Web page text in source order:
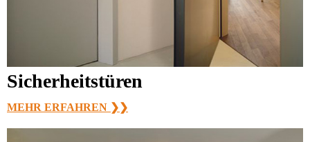
Sicherheitstüren
MEHR ERFAHREN ❯❯